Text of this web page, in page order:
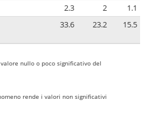
2.3 2
1.1
33.6 23.2 15.5
nullo o poco significativo del
rende i valori non significativi